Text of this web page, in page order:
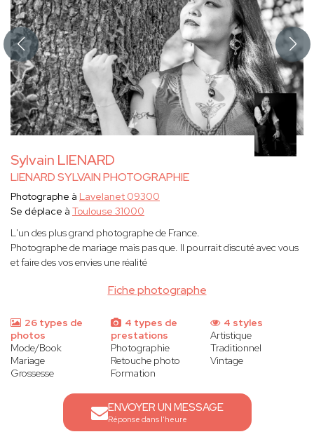
Sylvain LIENARD
LIENARD SYLVAIN PHOTOGRAPHIE
Fiche photographe
Photographe à Lavelanet 09300
Se déplace à Toulouse 31000
L'un des plus grand photographe de France.
Photographe de mariage mais pas que. Il pourrait discuté avec vous
et faire des vos envies une réalité
26 types de
photos
Mode/Book
Mariage
Grossesse
4 types de
prestations
Photographie
Retouche photo
Formation
4 styles
Artistique
Traditionnel
Vintage
ENVOYER UN MESSAGE
Réponse dans l'heure